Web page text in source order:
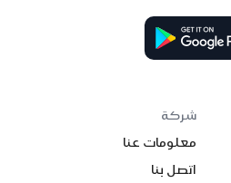
شركة
معلومات عنا
اتصل بنا